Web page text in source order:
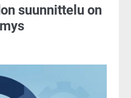
suunnittelu on